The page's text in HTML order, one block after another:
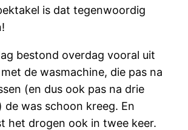
is dat tegenwoordig
bestond overdag vooral uit
de wasmachine, die pas na
(en dus ook pas na drie
de was schoon kreeg. En
het drogen ook in twee keer.